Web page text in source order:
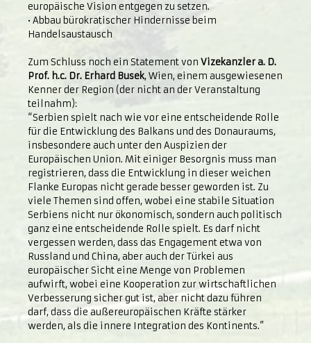
europäische Vision entgegen zu setzen.
• Abbau bürokratischer Hindernisse beim
Handelsaustausch
Zum Schluss noch ein Statement von Vizekanzler a. D.
Prof. h.c. Dr. Erhard Busek, Wien, einem ausgewiesenen
Kenner der Region (der nicht an der Veranstaltung
teilnahm):
“Serbien spielt nach wie vor eine entscheidende Rolle
für die Entwicklung des Balkans und des Donauraums,
insbesondere auch unter den Auspizien der
Europäischen Union. Mit einiger Besorgnis muss man
registrieren, dass die Entwicklung in dieser weichen
Flanke Europas nicht gerade besser geworden ist. Zu
viele Themen sind offen, wobei eine stabile Situation
Serbiens nicht nur ökonomisch, sondern auch politisch
ganz eine entscheidende Rolle spielt. Es darf nicht
vergessen werden, dass das Engagement etwa von
Russland und China, aber auch der Türkei aus
europäischer Sicht eine Menge von Problemen
aufwirft, wobei eine Kooperation zur wirtschaftlichen
Verbesserung sicher gut ist, aber nicht dazu führen
darf, dass die außereuropäischen Kräfte stärker
werden, als die innere Integration des Kontinents.”